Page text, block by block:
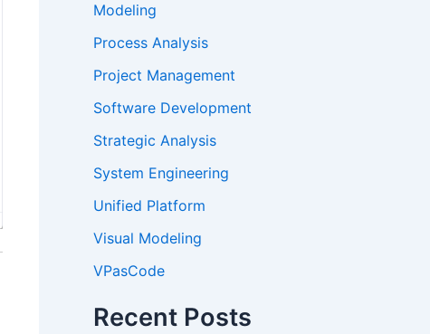
Modeling
Process Analysis
Project Management
Software Development
Strategic Analysis
System Engineering
Unified Platform
Visual Modeling
VPasCode
Recent Posts